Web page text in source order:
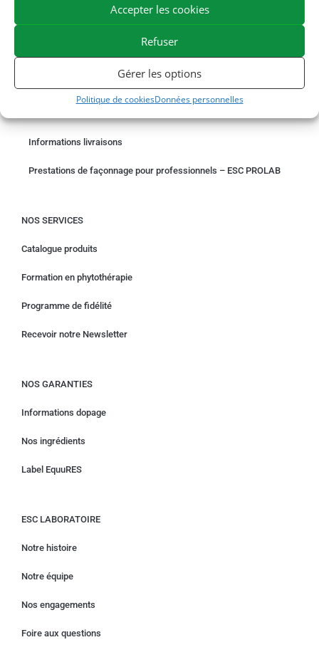
Accepter les cookies
Refuser
Gérer les options
Politique de cookiesDonnées personnelles
EXPÉDITION EN 48/72H
LIVRAISON OFFERTE EN FRANCE DÈS 75 €
PAIEMENT SÉCURISÉ
COMMANDER EN LIGNE
Informations livraisons
Prestations de façonnage pour professionnels – ESC PROLAB
NOS SERVICES
Catalogue produits
Formation en phytothérapie
Programme de fidélité
Recevoir notre Newsletter
NOS GARANTIES
Informations dopage
Nos ingrédients
Label EquuRES
ESC LABORATOIRE
Notre histoire
Notre équipe
Nos engagements
Foire aux questions